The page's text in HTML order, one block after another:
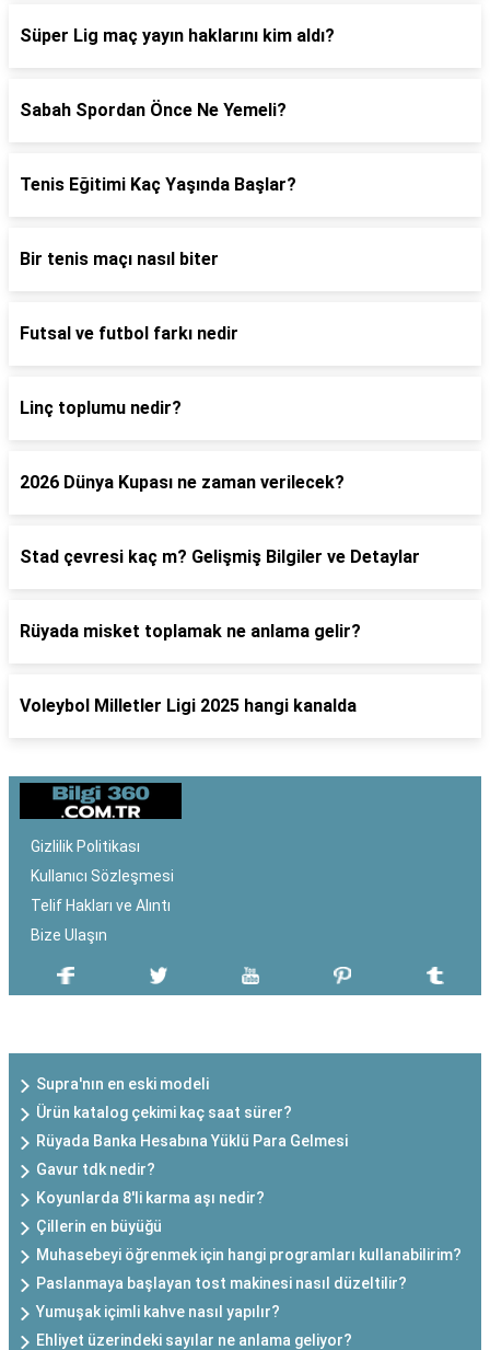
Süper Lig maç yayın haklarını kim aldı?
Sabah Spordan Önce Ne Yemeli?
Tenis Eğitimi Kaç Yaşında Başlar?
Bir tenis maçı nasıl biter
Futsal ve futbol farkı nedir
Linç toplumu nedir?
2026 Dünya Kupası ne zaman verilecek?
Stad çevresi kaç m? Gelişmiş Bilgiler ve Detaylar
Rüyada misket toplamak ne anlama gelir?
Voleybol Milletler Ligi 2025 hangi kanalda
Gizlilik Politikası
Kullanıcı Sözleşmesi
Telif Hakları ve Alıntı
Bize Ulaşın
Supra'nın en eski modeli
Ürün katalog çekimi kaç saat sürer?
Rüyada Banka Hesabına Yüklü Para Gelmesi
Gavur tdk nedir?
Koyunlarda 8'li karma aşı nedir?
Çillerin en büyüğü
Muhasebeyi öğrenmek için hangi programları kullanabilirim?
Paslanmaya başlayan tost makinesi nasıl düzeltilir?
Yumuşak içimli kahve nasıl yapılır?
Ehliyet üzerindeki sayılar ne anlama geliyor?